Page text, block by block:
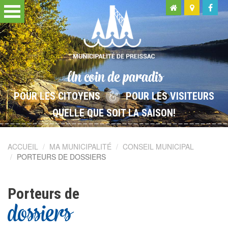
Un coin de paradis
POUR LES CITOYENS
POUR LES VISITEURS
QUELLE QUE SOIT LA SAISON!
ACCUEIL MA MUNICIPALITÉ
CONSEIL MUNICIPAL
PORTEURS DE DOSSIERS
Porteurs de
dossiers